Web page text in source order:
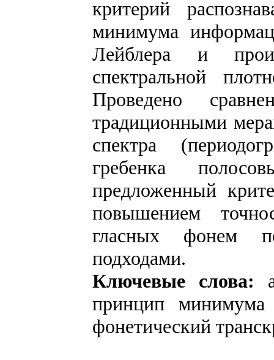
критерий
минимума
Лейблера и
спектральной
Проведено
традиционными
спектра
гребенка
предложенный
повышением
гласных фонем
подходами.
Ключевые слова:
принцип минимума
фонетический